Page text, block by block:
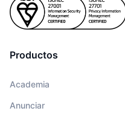
Productos
Academia
Anunciar